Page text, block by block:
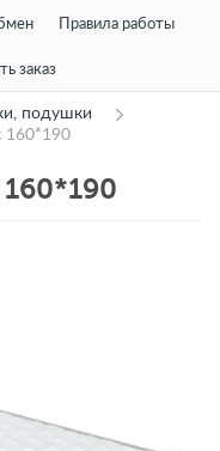
Правила работы
заказ
подушки
160*190